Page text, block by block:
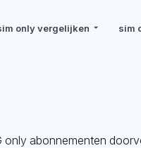
only vergelijken sim
only abonnementen